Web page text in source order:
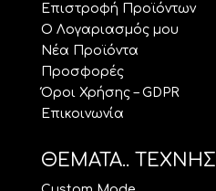
Επιστροφή Προϊόντων
Ο Λογαριασμός μου
Νέα Προϊόντα
Προσφορές
Όροι Χρήσης – GDPR
Επικοινωνία
ΘΕΜΑΤΑ.. ΤΕΧΝΗΣ